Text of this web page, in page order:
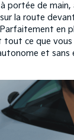
portée de main,
la route
en
ce que vous
et sans